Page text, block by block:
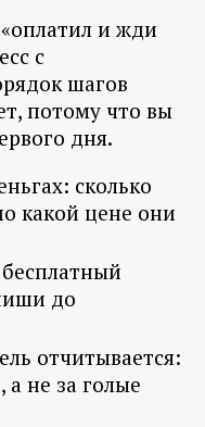
и жди
с
шагов
потому что вы
дня.
сколько
какой цене они
до
отчитывается:
а не за голые